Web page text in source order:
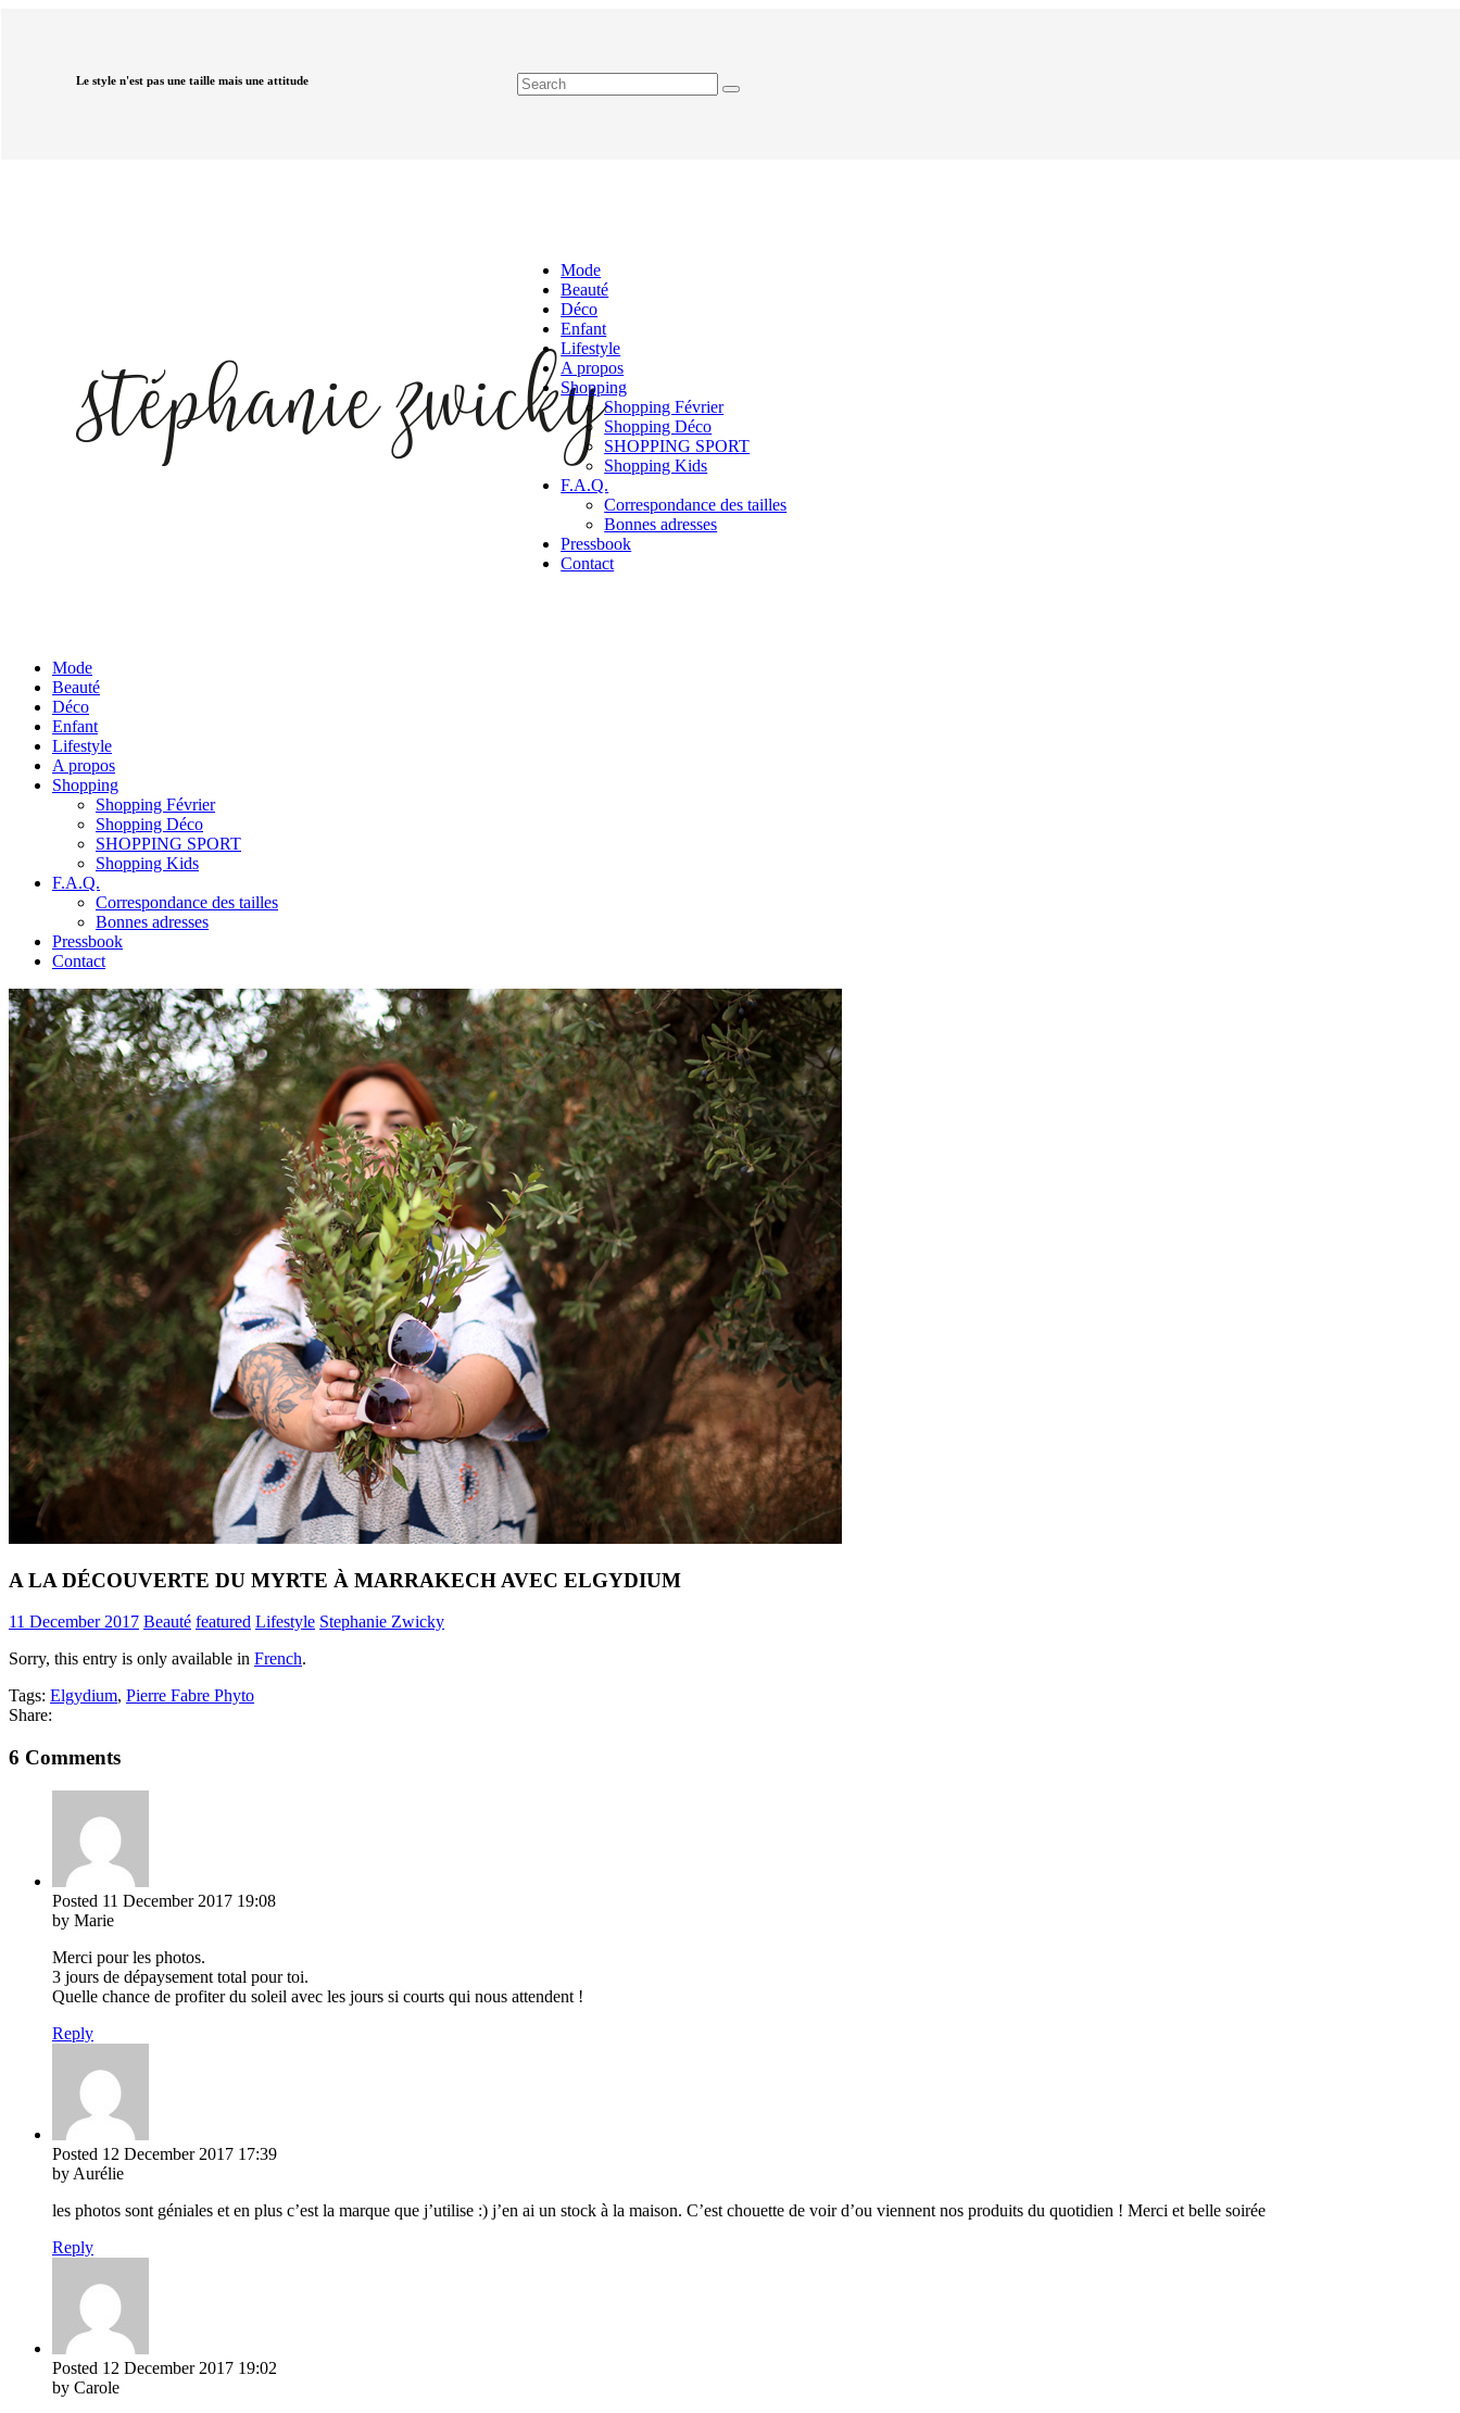
Le style n'est pas une taille mais une attitude
Mode
Beauté
Déco
Enfant
Lifestyle
A propos
Shopping
Shopping Février
Shopping Déco
SHOPPING SPORT
Shopping Kids
F.A.Q.
Correspondance des tailles
Bonnes adresses
Pressbook
Contact
Mode
Beauté
Déco
Enfant
Lifestyle
A propos
Shopping
Shopping Février
Shopping Déco
SHOPPING SPORT
Shopping Kids
F.A.Q.
Correspondance des tailles
Bonnes adresses
Pressbook
Contact
A LA DÉCOUVERTE DU MYRTE À MARRAKECH AVEC ELGYDIUM
11 December 2017 Beauté featured Lifestyle Stephanie Zwicky
Sorry, this entry is only available in French.
Tags: Elgydium, Pierre Fabre Phyto
Share:
6 Comments
Posted 11 December 2017 19:08
by Marie
Merci pour les photos.
3 jours de dépaysement total pour toi.
Quelle chance de profiter du soleil avec les jours si courts qui nous attendent !
Reply
Posted 12 December 2017 17:39
by Aurélie
les photos sont géniales et en plus c’est la marque que j’utilise :) j’en ai un stock à la maison. C’est chouette de voir d’ou viennent nos produits du quotidien ! Merci et belle soirée
Reply
Posted 12 December 2017 19:02
by Carole